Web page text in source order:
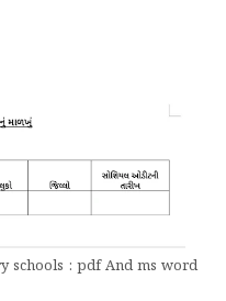
schools : pdf And ms word